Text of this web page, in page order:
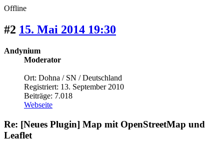
Offline
#2 15. Mai 2014 19:30
Andynium
Moderator
Ort: Dohna / SN / Deutschland
Registriert: 13. September 2010
Beiträge: 7.018
Webseite
Re: [Neues Plugin] Map mit OpenStreetMap und
Leaflet